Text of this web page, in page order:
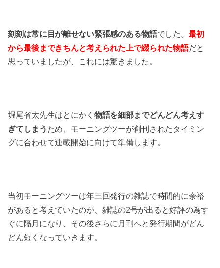
刻刻は常に目が離せない緊張感のある物語でした。最初
から最後まできちんと考えられた上で綴られた物語だと
思っていましたが、これには驚きました。
堀尾省太先生はとにかく物語を細部までどんどん考えす
ぎてしまう ため、モーニングツーが創刊されたタイミン
グに合わせて連載開始に向けて準備します。
当初モーニングツーは年三回発行の雑誌で時間的に余裕
があると考えていたのが、雑誌の2号が出ると好評の為す
ぐに隔月になり、その後さらに月刊へと発行期間がどん
どん短くなっていきます。